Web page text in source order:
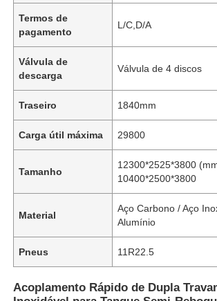
Termos de
pagamento
L/C,D/A
Válvula de
descarga
Válvula de 4 discos
Traseiro 1840mm
Carga útil máxima 29800
Tamanho
12300*2525*3800
10400*2500*3800
Material
Aço Carbono / Aço
Alumínio
Pneus 11R22.5
Acoplamento Rápido de Dupla